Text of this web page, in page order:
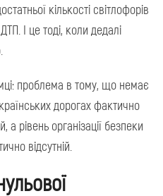
кількості світлофорів
І це тоді, коли дедалі
проблема в тому, що немає
дорогах фактично
рівень організації безпеки
відсутній.